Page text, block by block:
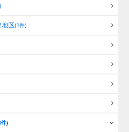
地区(1件)
件)